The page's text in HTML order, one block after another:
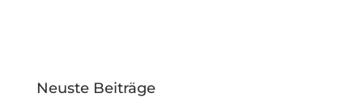
Neuste Beiträge